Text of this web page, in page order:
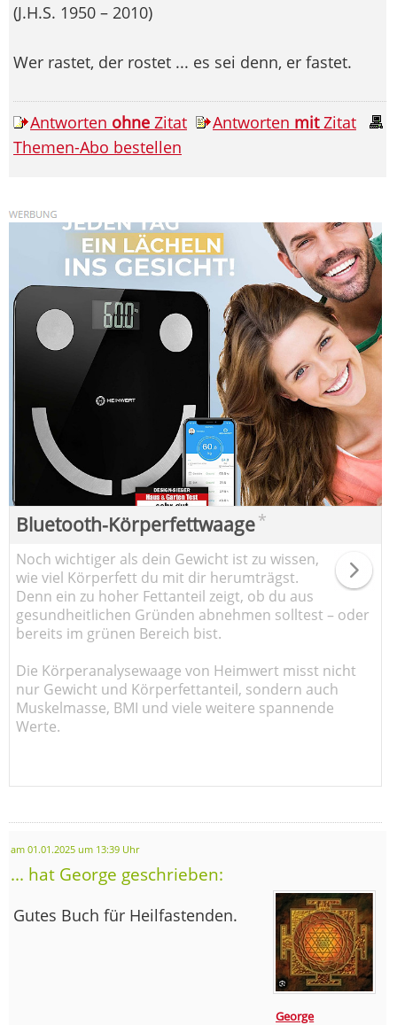
(J.H.S. 1950 – 2010)
Wer rastet, der rostet ... es sei denn, er fastet.
Antworten ohne Zitat Antworten mitZitat
Themen-Abo bestellen
Bluetooth-Körperfettwaage*
Noch wichtiger als dein Gewicht ist zu wissen,
wie viel Körperfett du mit dir herumträgst.
Denn ein zu hoher Fettanteil zeigt, ob du aus
gesundheitlichen Gründen abnehmen solltest – oder
bereits im grünen Bereich bist.
Die Körperanalysewaage von Heimwert misst nicht
nur Gewicht und Körperfettanteil, sondern auch
Muskelmasse, BMI und viele weitere spannende
Werte.
am 01.01.2025 um 13:39 Uhr
... hat George geschrieben:
George
Gutes Buch für Heilfastenden.